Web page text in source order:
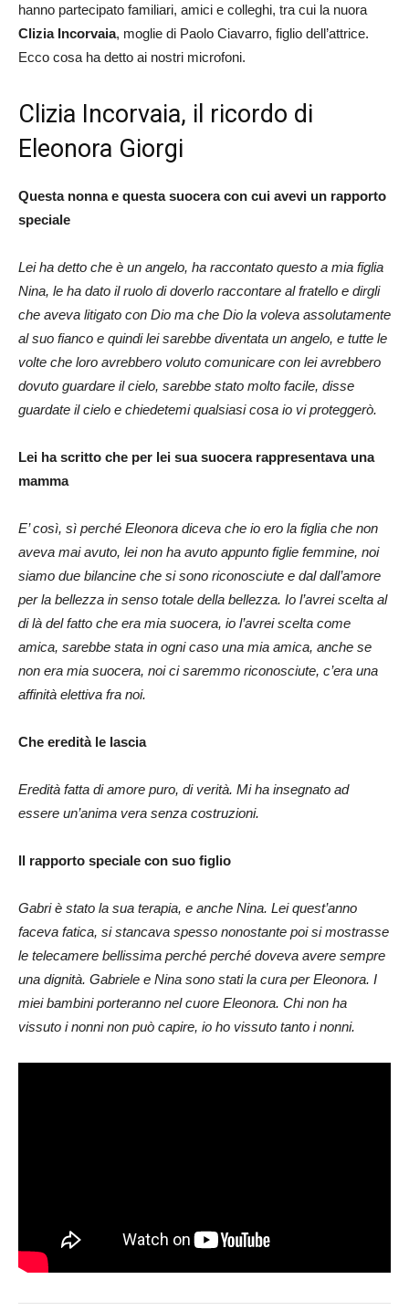
hanno partecipato familiari, amici e colleghi, tra cui la nuora
Clizia Incorvaia, moglie di Paolo Ciavarro, figlio dell’attrice.
Ecco cosa ha detto ai nostri microfoni.
Clizia Incorvaia, il ricordo di
Eleonora Giorgi
Questa nonna e questa suocera con cui avevi un rapporto
speciale
Lei ha detto che è un angelo, ha raccontato questo a mia figlia
Nina, le ha dato il ruolo di doverlo raccontare al fratello e dirgli
che aveva litigato con Dio ma che Dio la voleva assolutamente
al suo fianco e quindi lei sarebbe diventata un angelo, e tutte le
volte che loro avrebbero voluto comunicare con lei avrebbero
dovuto guardare il cielo, sarebbe stato molto facile, disse
guardate il cielo e chiedetemi qualsiasi cosa io vi proteggerò.
Lei ha scritto che per lei sua suocera rappresentava una
mamma
E’ così, sì perché Eleonora diceva che io ero la figlia che non
aveva mai avuto, lei non ha avuto appunto figlie femmine, noi
siamo due bilancine che si sono riconosciute e dal dall’amore
per la bellezza in senso totale della bellezza. Io l’avrei scelta al
di là del fatto che era mia suocera, io l’avrei scelta come
amica, sarebbe stata in ogni caso una mia amica, anche se
non era mia suocera, noi ci saremmo riconosciute, c’era una
affinità elettiva fra noi.
Che eredità le lascia
Eredità fatta di amore puro, di verità. Mi ha insegnato ad
essere un’anima vera senza costruzioni.
Il rapporto speciale con suo figlio
Gabri è stato la sua terapia, e anche Nina. Lei quest’anno
faceva fatica, si stancava spesso nonostante poi si mostrasse
le telecamere bellissima perché perché doveva avere sempre
una dignità. Gabriele e Nina sono stati la cura per Eleonora. I
miei bambini porteranno nel cuore Eleonora. Chi non ha
vissuto i nonni non può capire, io ho vissuto tanto i nonni.